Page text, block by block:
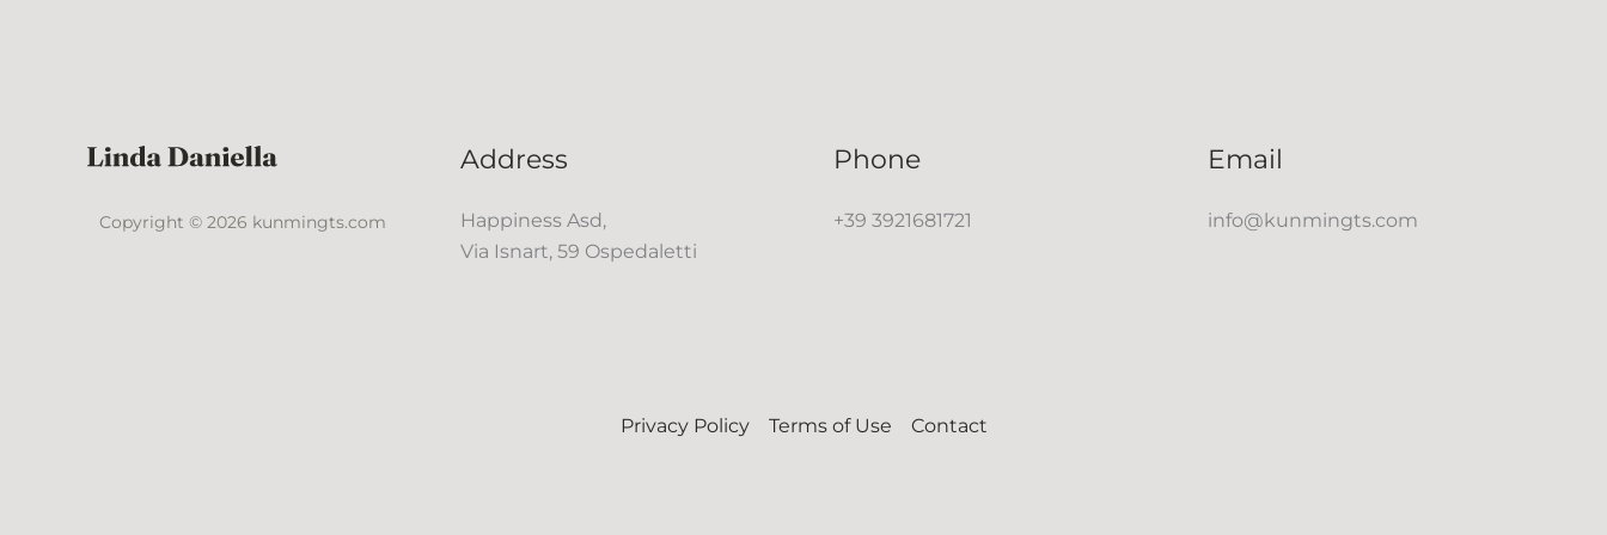
Copyright © 2026 kunmingts.com
Address
Happiness Asd,
Via Isnart, 59 Ospedaletti
Phone
+39 3921681721
Email
info@kunmingts.com
Privacy Policy Terms of Use Contact